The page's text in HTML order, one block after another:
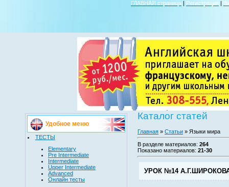
ГЛАВНАЯ страница | Регистрация |
Удобное меню
ТЕСТЫ
Elementary
Pre Intermediate
Intermediate
Upper Intermediate
Advanced
Онлайн тесты
Каталог статей
Главная » Статьи » Языки мира
В разделе материалов: 264
Показано материалов: 21-30
УРОК №14